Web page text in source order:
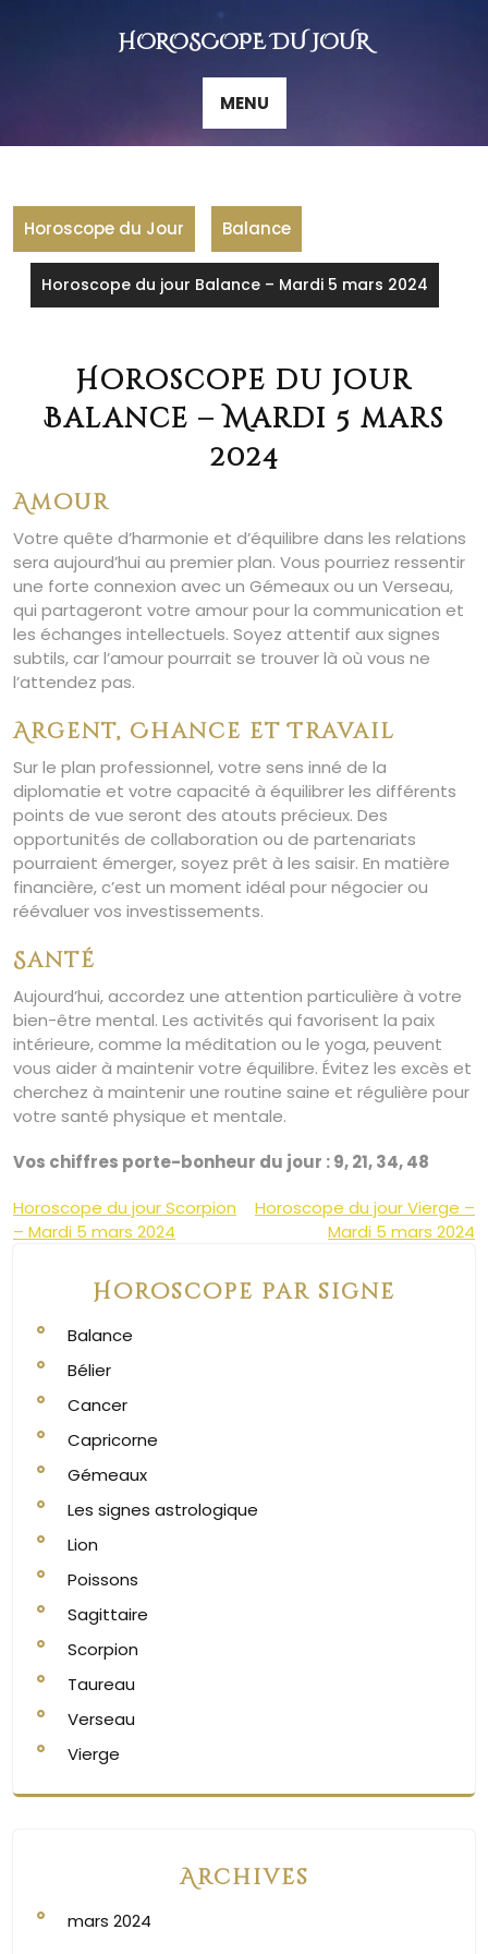
HOROSCOPE DU JOUR
MENU
Horoscope du Jour Balance
Horoscope du jour Balance – Mardi 5 mars 2024
Horoscope du jour
Balance – Mardi 5 mars
2024
Amour
Votre quête d’harmonie et d’équilibre dans les relations
sera aujourd’hui au premier plan. Vous pourriez ressentir
une forte connexion avec un Gémeaux ou un Verseau,
qui partageront votre amour pour la communication et
les échanges intellectuels. Soyez attentif aux signes
subtils, car l’amour pourrait se trouver là où vous ne
l’attendez pas.
Argent, Chance et Travail
Sur le plan professionnel, votre sens inné de la
diplomatie et votre capacité à équilibrer les différents
points de vue seront des atouts précieux. Des
opportunités de collaboration ou de partenariats
pourraient émerger, soyez prêt à les saisir. En matière
financière, c’est un moment idéal pour négocier ou
réévaluer vos investissements.
Santé
Aujourd’hui, accordez une attention particulière à votre
bien-être mental. Les activités qui favorisent la paix
intérieure, comme la méditation ou le yoga, peuvent
vous aider à maintenir votre équilibre. Évitez les excès et
cherchez à maintenir une routine saine et régulière pour
votre santé physique et mentale.
Vos chiffres porte-bonheur du jour : 9, 21, 34, 48
Navigation
de
Horoscope du jour Scorpion
– Mardi 5 mars 2024
Horoscope du jour Vierge –
Mardi 5 mars 2024
Horoscope par signe
Balance
Bélier
Cancer
Capricorne
Gémeaux
Les signes astrologique
Lion
Poissons
Sagittaire
Scorpion
Taureau
Verseau
Vierge
Archives
mars 2024